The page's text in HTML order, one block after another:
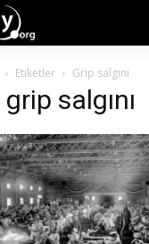
Etiketler Grip salgını
salgını